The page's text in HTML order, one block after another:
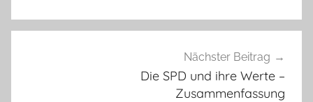
Nächster Beitrag
Die SPD und ihre Werte –
Zusammenfassung